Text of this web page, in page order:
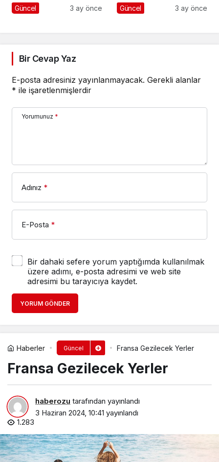
Güncel 3 ay önce
Seçenekleri
Güncel 3 ay önce
Bir Cevap Yaz
E-posta adresiniz yayınlanmayacak. Gerekli alanlar
* ile işaretlenmişlerdir
Yorumunuz *
Adınız *
E-Posta *
Bir dahaki sefere yorum yaptığımda kullanılmak
üzere adımı, e-posta adresimi ve web site
adresimi bu tarayıcıya kaydet.
YORUM GÖNDER
Haberler Güncel Fransa Gezilecek Yerler
Fransa Gezilecek Yerler
haberozu tarafından yayınlandı
3 Haziran 2024, 10:41 yayınlandı
1.283